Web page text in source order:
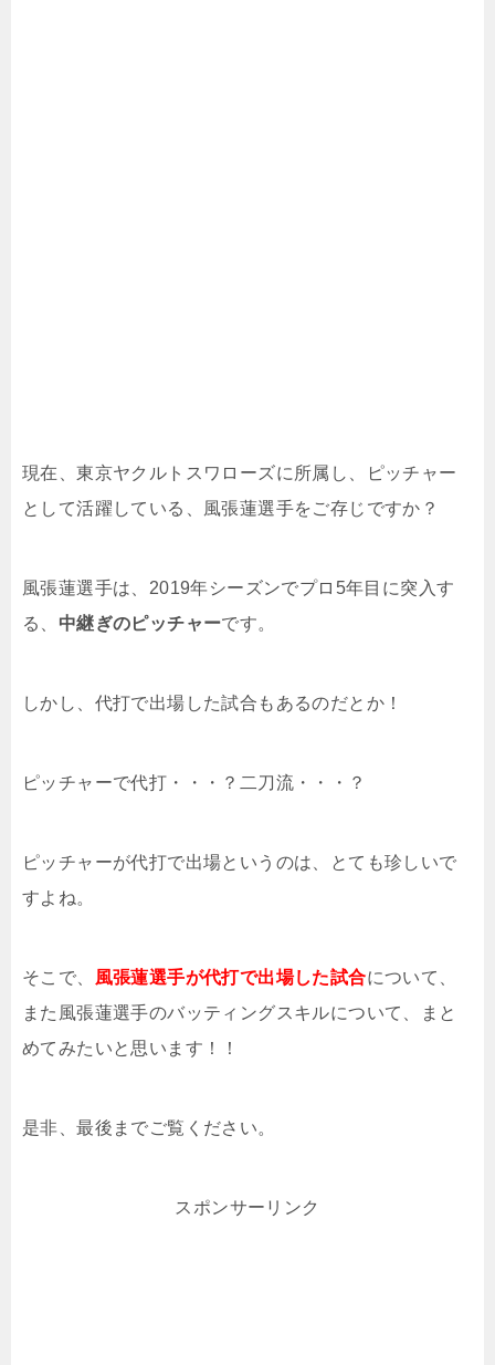
現在、東京ヤクルトスワローズに所属し、ピッチャー
として活躍している、風張蓮選手をご存じですか？
風張蓮選手は、2019年シーズンでプロ5年目に突入す
る、 中継ぎのピッチャーです。
しかし、代打で出場した試合もあるのだとか！
ピッチャーで代打・・・？二刀流・・・？
ピッチャーが代打で出場というのは、とても珍しいで
すよね。
そこで、 風張蓮選手が代打で出場した試合について、
また風張蓮選手のバッティングスキルについて、まと
めてみたいと思います！！
是非、最後までご覧ください。
スポンサーリンク